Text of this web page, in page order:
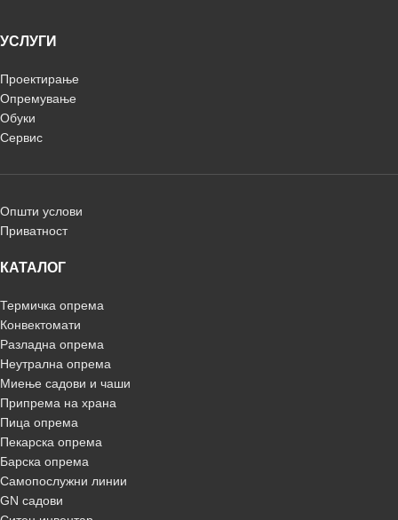
УСЛУГИ
Проектирање
Опремување
Обуки
Сервис
Општи услови
Приватност
КАТАЛОГ
Термичка опрема
Конвектомати
Разладна опрема
Неутрална опрема
Миење садови и чаши
Припрема на храна
Пица опрема
Пекарска опрема
Барска опрема
Самопослужни линии
GN садови